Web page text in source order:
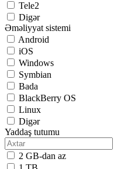
Tele2
Digər
Əməliyyat sistemi
Android
iOS
Windows
Symbian
Bada
BlackBerry OS
Linux
Digər
Yaddaş tutumu
2 GB-dan az